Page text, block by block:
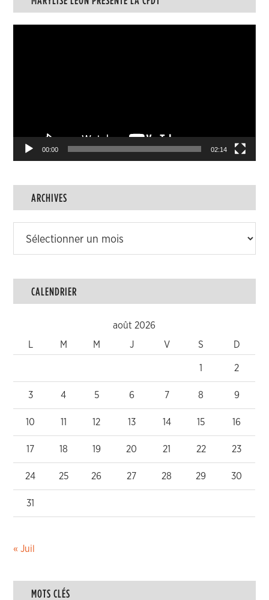
des
articles
00:00 02:14
ARCHIVES
CALENDRIER
août 2026
M M J V S D
1 2
3 4 5 6 7 8 9
10 11 12 13 14 15 16
17 18 19 20 21 22 23
24 25 26 27 28 29 30
31
« Juil
MOTS CLÉS